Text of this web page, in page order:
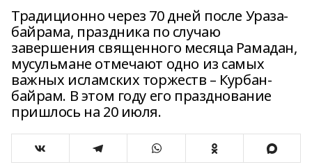
Традиционно через 70 дней после Ураза-
байрама, праздника по случаю
завершения священного месяца Рамадан,
мусульмане отмечают одно из самых
важных исламских торжеств – Курбан-
байрам. В этом году его празднование
пришлось на 20 июля.